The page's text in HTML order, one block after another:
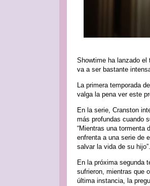
Showtime ha lanzado el
va a ser bastante
La primera temporada
valga la pena ver este
En la serie, Cranston
más profundas cuando
“Mientras una tormenta
enfrenta a una serie de
salvar la vida de su hijo”.
En la próxima segunda
sufrieron, mientras que
última instancia, la